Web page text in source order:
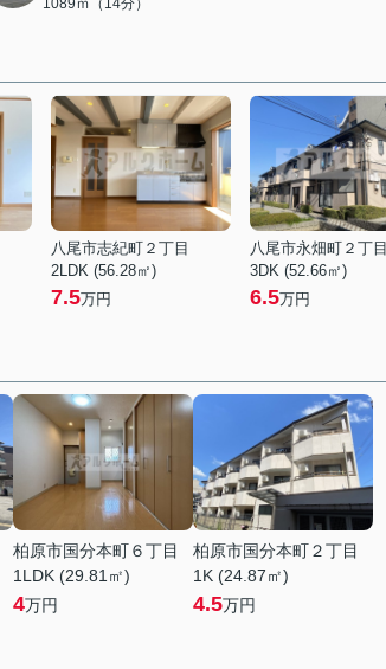
1089ｍ（14分）
八尾市志紀町２丁目
2LDK (56.28㎡)
7.5万円
八尾市永畑町２丁目
3DK (52.66㎡)
6.5万円
柏原市国分本町６丁目
1LDK (29.81㎡)
4万円
柏原市国分本町２丁目
1K (24.87㎡)
4.5万円